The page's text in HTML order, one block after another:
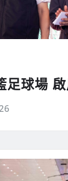
足球場